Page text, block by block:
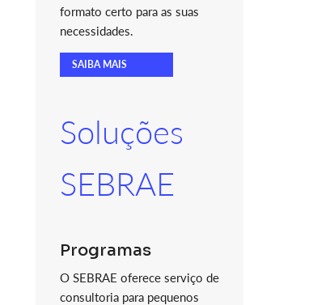
formato certo para as suas
necessidades.
SAIBA MAIS
Soluções
SEBRAE
Programas
O SEBRAE oferece serviço de
consultoria para pequenos